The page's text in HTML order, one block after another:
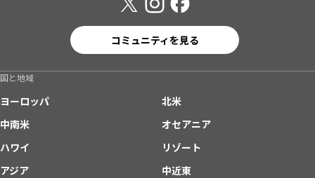
コミュニティを見る
国と地域
ヨーロッパ
北米
中南米
オセアニア
ハワイ
リゾート
アジア
中近東